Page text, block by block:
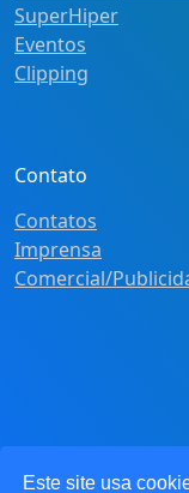
Este site usa
SuperHiper
Eventos
Clipping
Contato
Contatos
Imprensa
Comercial/